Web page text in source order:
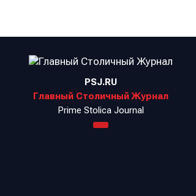
PSJ.RU
Главный Столичный Журнал
Prime Stolica Journal